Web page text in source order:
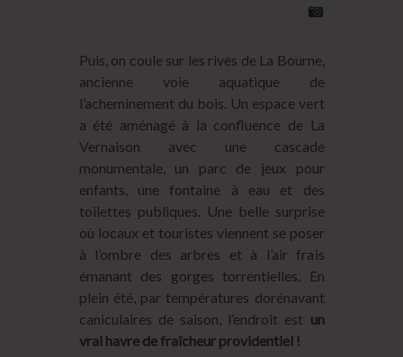
Puis, on coule sur les rives de La Bourne,
ancienne voie aquatique de
l’acheminement du bois. Un espace vert
a été aménagé à la confluence de La
Vernaison avec une cascade
monumentale, un parc de jeux pour
enfants, une fontaine à eau et des
toilettes publiques. Une belle surprise
où locaux et touristes viennent se poser
à l’ombre des arbres et à l’air frais
émanant des gorges torrentielles. En
plein été, par températures dorénavant
caniculaires de saison, l’endroit est un
vrai havre de fraîcheur providentiel !